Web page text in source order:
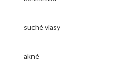
suché vlasy
akné